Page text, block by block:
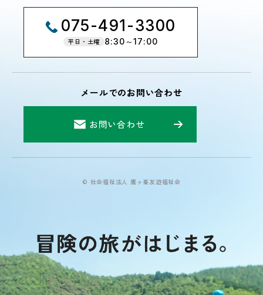
075-491-3300
平日・土曜 8:30～17:00
メールでのお問い合わせ
お問い合わせ
© 社会福祉法人 鷹ヶ峯友遊福祉会